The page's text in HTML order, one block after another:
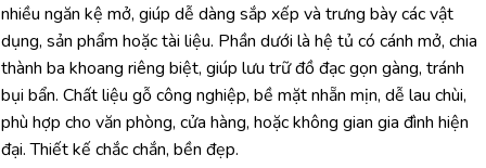
nhiều ngăn kệ mở, giúp dễ dàng sắp xếp và trưng bày các vật
dụng, sản phẩm hoặc tài liệu. Phần dưới là hệ tủ có cánh mở, chia
thành ba khoang riêng biệt, giúp lưu trữ đồ đạc gọn gàng, tránh
bụi bẩn. Chất liệu gỗ công nghiệp, bề mặt nhẵn mịn, dễ lau chùi,
phù hợp cho văn phòng, cửa hàng, hoặc không gian gia đình hiện
đại. Thiết kế chắc chắn, bền đẹp.